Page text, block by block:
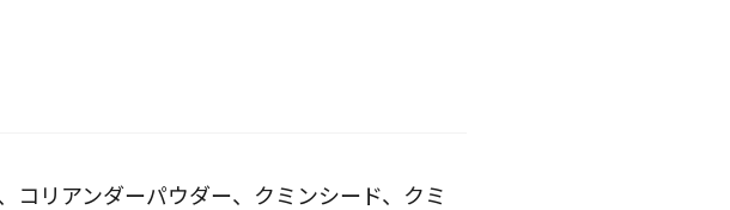
コリアンダーパウダー、クミンシード、クミ